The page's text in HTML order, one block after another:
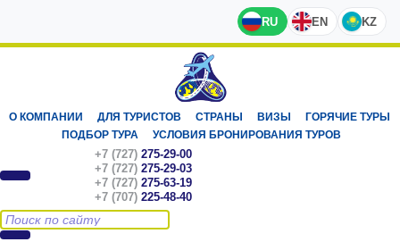
RU EN KZ
О КОМПАНИИ ДЛЯ ТУРИСТОВ СТРАНЫ ВИЗЫ
ГОРЯЧИЕ ТУРЫ
ПОДБОР ТУРА
УСЛОВИЯ БРОНИРОВАНИЯ ТУРОВ
+7 (727) 275-29-00
+7 (727) 275-29-03
+7 (727) 275-63-19
+7 (707) 225-48-40